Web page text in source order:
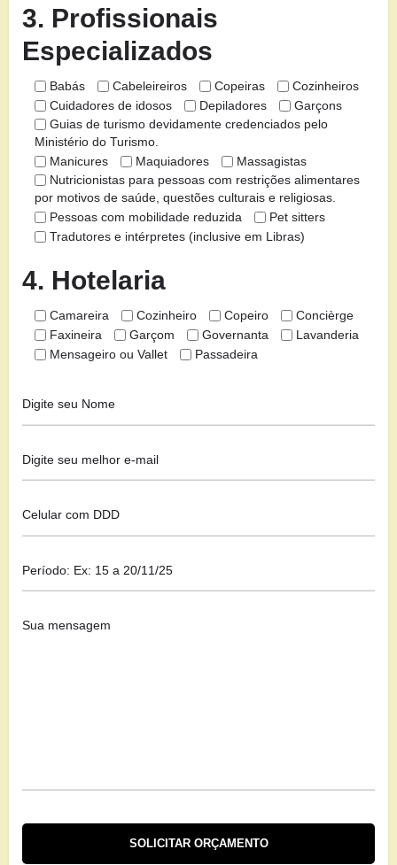
3. Profissionais
Especializados
Babás Cabeleireiros Copeiras
Cozinheiros
Cuidadores de idosos
Depiladores
Garçons
Guias de turismo devidamente credenciados pelo
Ministério do Turismo.
Manicures
Maquiadores
Massagistas
Nutricionistas para pessoas com restrições alimentares
por motivos de saúde, questões culturais e religiosas.
Pessoas com mobilidade reduzida
Pet sitters
Tradutores e intérpretes (inclusive em Libras)
4. Hotelaria
Camareira Cozinheiro Copeiro
Concièrge
Faxineira
Garçom Governanta
Lavanderia
Mensageiro ou Vallet
Passadeira